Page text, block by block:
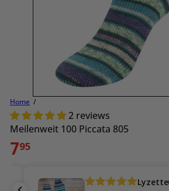
Home
2 reviews
Meilenweit 100 Piccata 805
Normale
prijs
795
Lyzette